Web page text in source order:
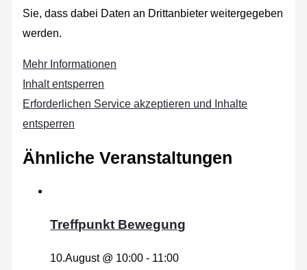
Sie, dass dabei Daten an Drittanbieter weitergegeben
werden.
Mehr Informationen
Inhalt entsperren
Erforderlichen Service akzeptieren und Inhalte
entsperren
Ähnliche Veranstaltungen
Treffpunkt Bewegung
10.August @ 10:00 - 11:00